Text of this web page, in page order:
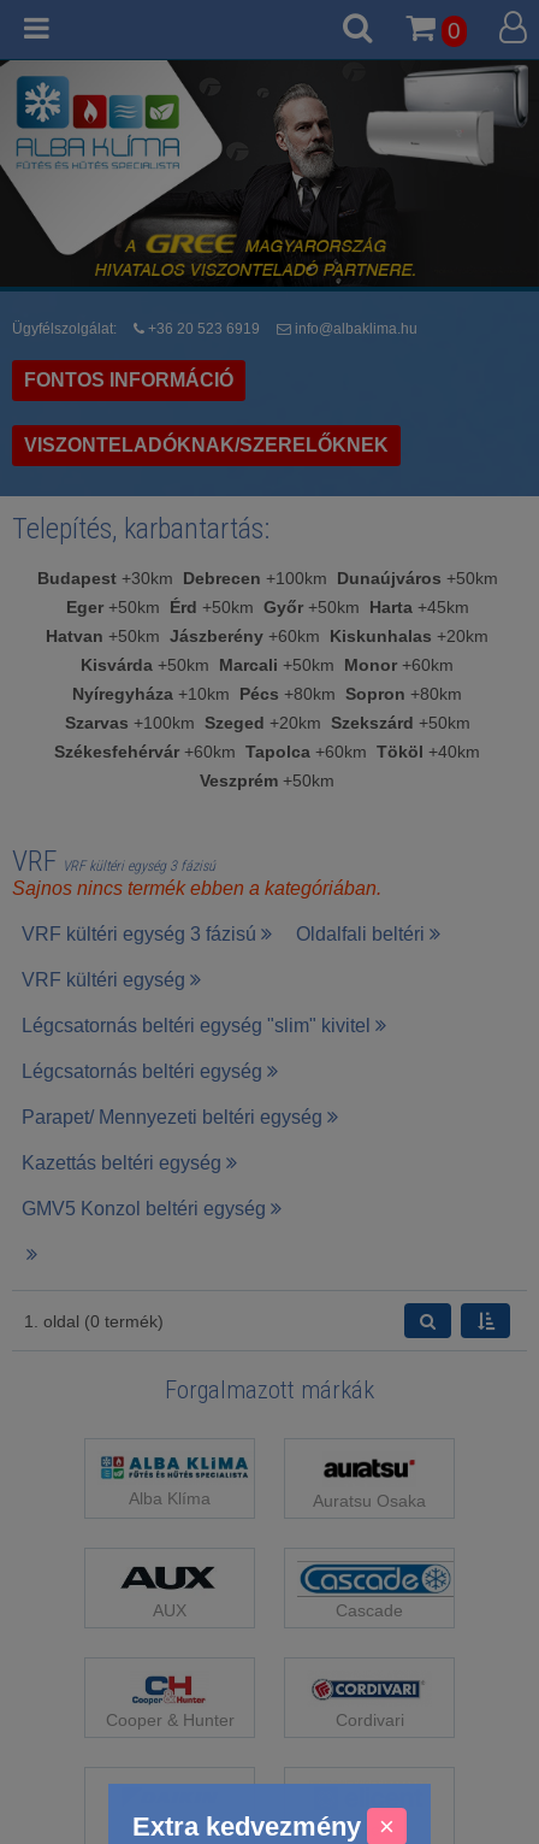
0
Ügyfélszolgálat: +36 20 523 6919 info@albaklima.hu
FONTOS INFORMÁCIÓ
VISZONTELADÓKNAK/SZERELŐKNEK
Telepítés, karbantartás:
Budapest+30km Debrecen +100km Dunaújváros +50km
Eger+50km Érd +50km Győr+50km Harta+45km
Hatvan +50km Jászberény +60km Kiskunhalas +20km
Kisvárda +50km Marcali +50km Monor +60km
Nyíregyháza +10km Pécs +80km Sopron +80km
Szarvas +100km Szeged +20km Szekszárd +50km
Székesfehérvár +60km Tapolca +60km Tököl +40km
Veszprém +50km
VRF VRF kültéri egység 3 fázisú
Sajnos nincs termék ebben a kategóriában.
VRF kültéri egység 3 fázisú Oldalfali beltéri
VRF kültéri egység
Légcsatornás beltéri egység "slim" kivitel
Légcsatornás beltéri egység
Parapet/ Mennyezeti beltéri egység
Kazettás beltéri egység
GMV5 Konzol beltéri egység
1. oldal (0 termék)
Forgalmazott márkák
Alba Klíma Auratsu Osaka
AUX Cascade
Cooper & Hunter Cordivari
Daikin Elicent
Extra kedvezmény ×